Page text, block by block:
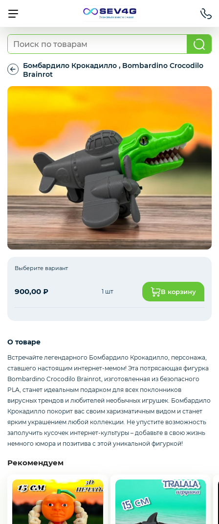
Тарифы
Приставки
Умный дом
Для Автомобиля
Освещение
Интернет оборудование
Мобильные аксессуары
Для бизнеса
Смартфоны / Телефоны
Электроника
Комплектующие ПК
Бомбардило Крокадилло , Bombardino Crocodilo
Brainrot
Бомбардило
Brainrot
Выберите вариант
900,00 ₽ 1 шт В корзину
О товаре
Встречайте легендарного Бомбардило Крокадилло, персонажа,
ставшего настоящим интернет-мемом! Эта потрясающая фигурка
Bombardino Crocodilo Brainrot, изготовленная из безопасного
PLA, станет идеальным подарком для всех поклонников
вирусных трендов и любителей необычных игрушек. Бомбардило
Крокадилло покорит вас своим харизматичным видом и станет
ярким украшением любой коллекции. Не упустите возможность
заполучить кусочек интернет-культуры – добавьте в свою жизнь
немного юмора и позитива с этой уникальной фигуркой!
Рекомендуем